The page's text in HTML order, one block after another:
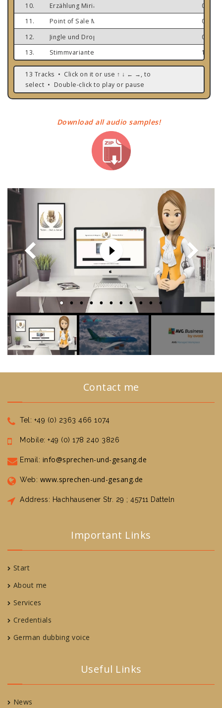
10.
Erzählung Miriam Molitor_www.sprechen-und-
0:54
11.
Point of Sale Miriam Molitor_www.sprechen-und-0:50
12.
Jingle und Drop Miriam Molitor_www.sprechen-und-
0:35
13.
Stimmvarianten Möglichkeiten Miriam 1:37
13 Tracks • Click on it or use ↑ ↓ ← →, to
select • Double-click to play or pause
Download all audio samples!
Contact me
Tel: +49 (0) 2363 466 1074
Mobile: +49 (0) 178 240 3826
Email: info@sprechen-und-gesang.de
Web: www.sprechen-und-gesang.de
Address: Hachhausener Str. 29 ; 45711 Datteln
Important Links
Start
About me
Services
Credentials
German dubbing voice
Useful Links
News